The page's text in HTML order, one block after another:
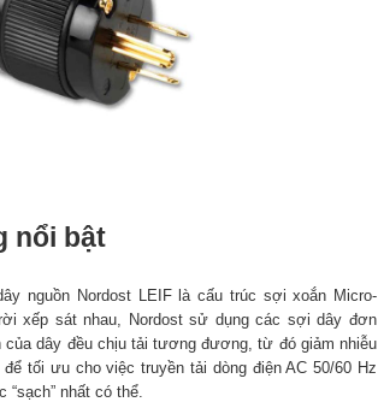
nổi bật
nguồn Nordost LEIF là cấu trúc sợi xoắn Micro-
xếp sát nhau, Nordost sử dụng các sợi dây đơn
dây đều chịu tải tương đương, từ đó giảm nhiễu
tối ưu cho việc truyền tải dòng điện AC 50/60 Hz
nhất có thể.